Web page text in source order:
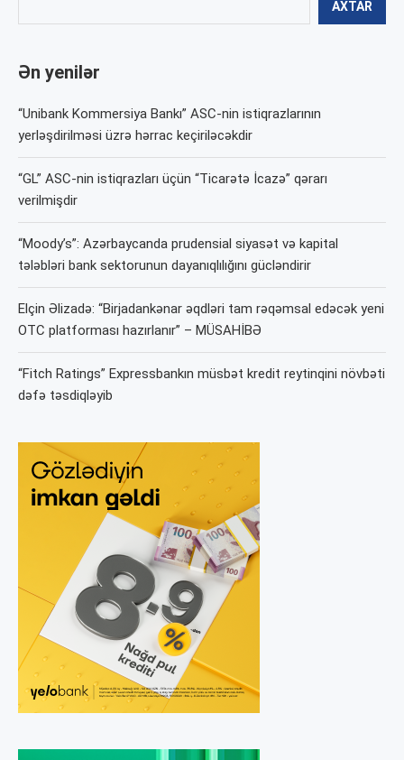
AXTAR
Ən yenilər
“Unibank Kommersiya Bankı” ASC-nin istiqrazlarının
yerləşdirilməsi üzrə hərrac keçiriləcəkdir
“GL” ASC-nin istiqrazları üçün “Ticarətə İcazə” qərarı
verilmişdir
“Moody’s”: Azərbaycanda prudensial siyasət və kapital
tələbləri bank sektorunun dayanıqlılığını gücləndirir
Elçin Əlizadə: “Birjadankənar əqdləri tam rəqəmsal edəcək yeni
OTC platforması hazırlanır” – MÜSAHİBƏ
“Fitch Ratings” Expressbankın müsbət kredit reytinqini növbəti
dəfə təsdiqləyib